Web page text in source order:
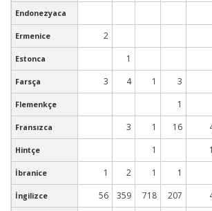
Endonezyaca
Ermenice 2
Estonca 1
Farsça 3 4 1 3
Flemenkçe 1
Fransızca 3 1 16
Hintçe 1 1
İbranice 1 2 1 1
İngilizce 56 359 718 207